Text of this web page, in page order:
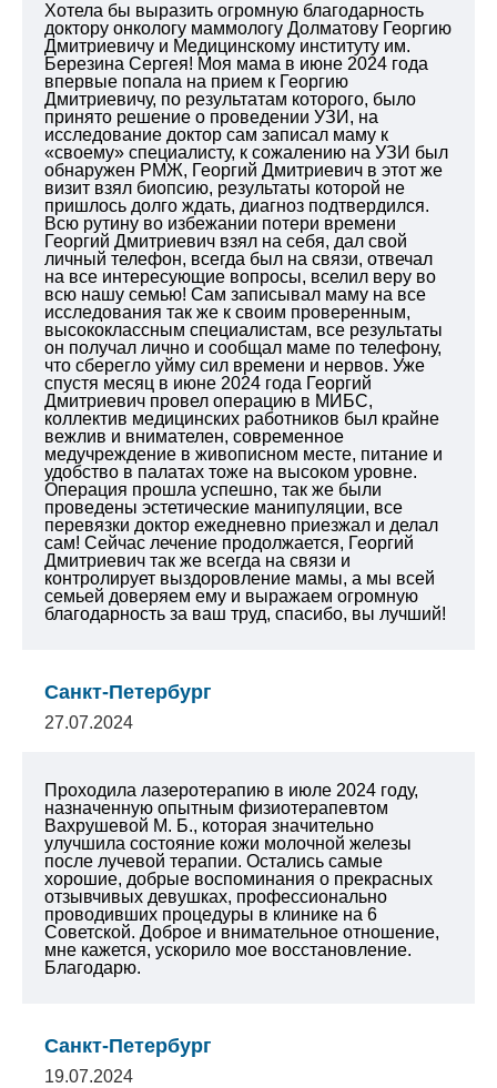
Хотела бы выразить огромную благодарность
доктору онкологу маммологу Долматову Георгию
Дмитриевичу и Медицинскому институту им.
Березина Сергея! Моя мама в июне 2024 года
впервые попала на прием к Георгию
Дмитриевичу, по результатам которого, было
принято решение о проведении УЗИ, на
исследование доктор сам записал маму к
«своему» специалисту, к сожалению на УЗИ был
обнаружен РМЖ, Георгий Дмитриевич в этот же
визит взял биопсию, результаты которой не
пришлось долго ждать, диагноз подтвердился.
Всю рутину во избежании потери времени
Георгий Дмитриевич взял на себя, дал свой
личный телефон, всегда был на связи, отвечал
на все интересующие вопросы, вселил веру во
всю нашу семью! Сам записывал маму на все
исследования так же к своим проверенным,
высококлассным специалистам, все результаты
он получал лично и сообщал маме по телефону,
что сберегло уйму сил времени и нервов. Уже
спустя месяц в июне 2024 года Георгий
Дмитриевич провел операцию в МИБС,
коллектив медицинских работников был крайне
вежлив и внимателен, современное
медучреждение в живописном месте, питание и
удобство в палатах тоже на высоком уровне.
Операция прошла успешно, так же были
проведены эстетические манипуляции, все
перевязки доктор ежедневно приезжал и делал
сам! Сейчас лечение продолжается, Георгий
Дмитриевич так же всегда на связи и
контролирует выздоровление мамы, а мы всей
семьей доверяем ему и выражаем огромную
благодарность за ваш труд, спасибо, вы лучший!
Санкт-Петербург
27.07.2024
Проходила лазеротерапию в июле 2024 году,
назначенную опытным физиотерапевтом
Вахрушевой М. Б., которая значительно
улучшила состояние кожи молочной железы
после лучевой терапии. Остались самые
хорошие, добрые воспоминания о прекрасных
отзывчивых девушках, профессионально
проводивших процедуры в клинике на 6
Советской. Доброе и внимательное отношение,
мне кажется, ускорило мое восстановление.
Благодарю.
Санкт-Петербург
19.07.2024